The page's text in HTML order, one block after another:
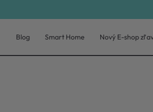
Blog Smart Home Nový E-shop